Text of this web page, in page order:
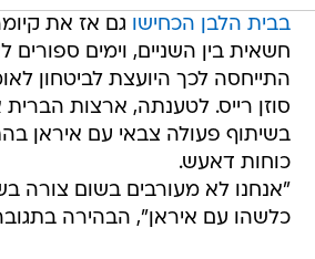
בבית הלבן הכחישו גם אז את
חשאית בין השניים, וימים
התייחסה לכך היועצת לביטחון
סוזן רייס. לטענתה, ארצות
בשיתוף פעולה צבאי עם איראן
כוחות דאעש.
"אנחנו לא מעורבים בשום צורה
כלשהו עם איראן", הבהירה